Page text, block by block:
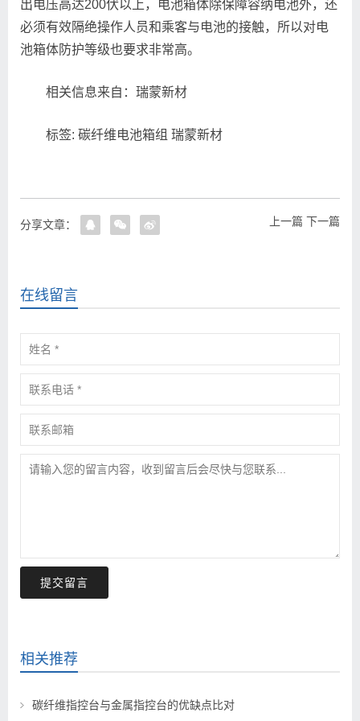
出电压高达200伏以上，电池箱体除保障容纳电池外，还
必须有效隔绝操作人员和乘客与电池的接触，所以对电
池箱体防护等级也要求非常高。
相关信息来自：瑞蒙新材
标签: 碳纤维电池箱组 瑞蒙新材
上一篇 下一篇
分享文章：
在线留言
提交留言
相关推荐
碳纤维指控台与金属指控台的优缺点比对